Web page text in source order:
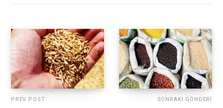
PREV POST SONRAKI GÖNDERI